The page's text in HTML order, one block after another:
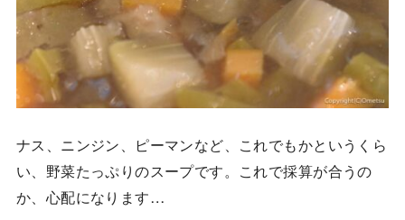
ナス、ニンジン、ピーマンなど、これでもかというくら
い、野菜たっぷりのスープです。これで採算が合うの
か、心配になります…